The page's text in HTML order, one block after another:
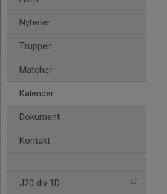
Nyheter
Truppen
Matcher
Kalender
Dokument
Kontakt
J20 div 1D